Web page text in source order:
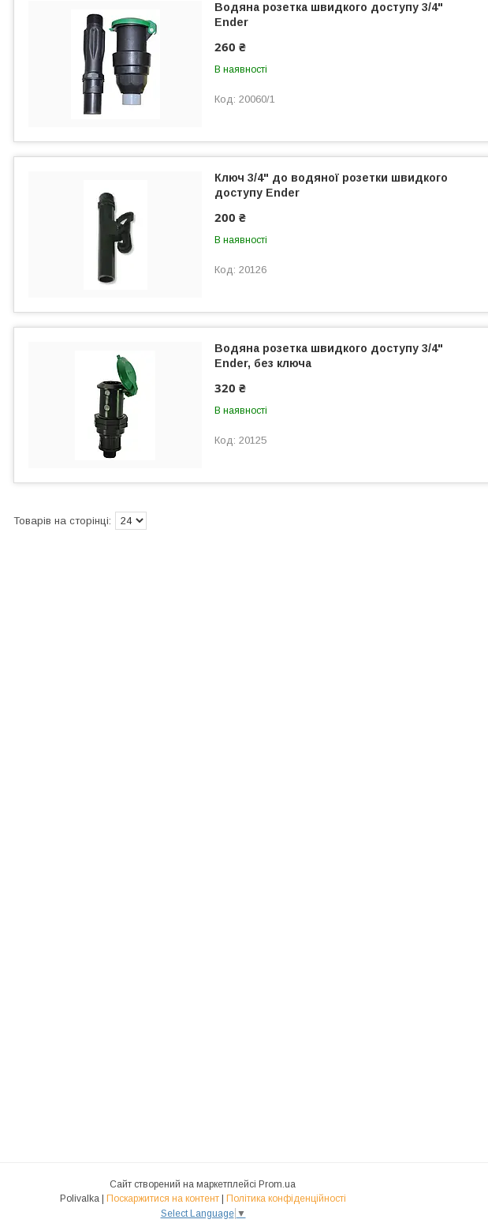
Водяна розетка швидкого доступу 3/4"
Ender
260 ₴
В наявності
20060/1
Ключ 3/4" до водяної розетки швидкого
доступу Ender
200 ₴
В наявності
20126
Водяна розетка швидкого доступу 3/4"
Ender, без ключа
320 ₴
В наявності
20125
Сайт створений на маркетплейсі Prom.ua
Поскаржитися на контент
Політика конфіденційності
Select Language ▼